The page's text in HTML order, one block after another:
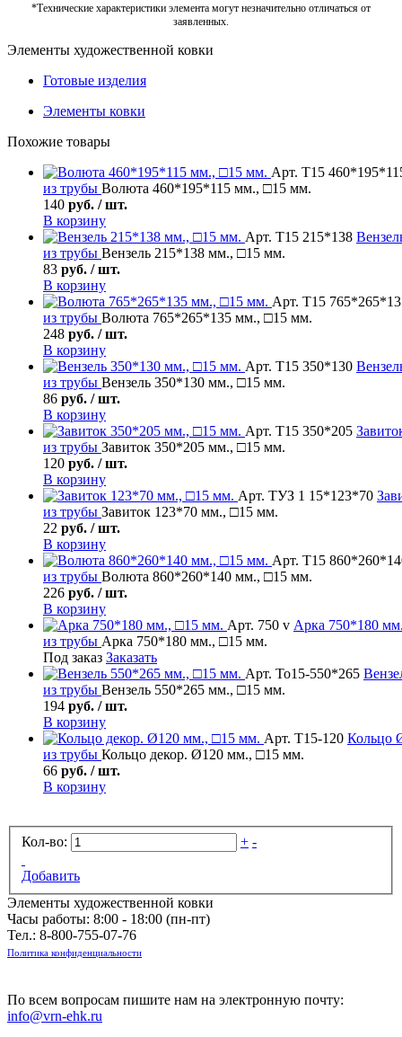
*Технические характеристики элемента могут незначительно отличаться от
заявленных.
Элементы художественной ковки
Готовые изделия
Элементы ковки
Похожие товары
Арт. Т15
из трубы Волюта 460*195*115 мм., □15 мм.
140 руб. / шт.
В корзину
Арт. Т15 215*138
из трубы Вензель 215*138 мм., □15 мм.
83 руб. / шт.
В корзину
Арт. Т15
из трубы Волюта 765*265*135 мм., □15 мм.
248 руб. / шт.
В корзину
Арт. Т15 350*130
из трубы Вензель 350*130 мм., □15 мм.
86 руб. / шт.
В корзину
Арт. Т15 350*205
из трубы Завиток 350*205 мм., □15 мм.
120 руб. / шт.
В корзину
Арт. ТУЗ 1 15*123*70
из трубы Завиток 123*70 мм., □15 мм.
22 руб. / шт.
В корзину
Арт. Т15
из трубы Волюта 860*260*140 мм., □15 мм.
226 руб. / шт.
В корзину
Арт. 750 v Арка 750*180
из трубы Арка 750*180 мм., □15 мм.
Под заказ Заказать
Арт. То15-550*265
из трубы Вензель 550*265 мм., □15 мм.
194 руб. / шт.
В корзину
Арт. Т15-120 Кольцо
из трубы Кольцо декор. Ø120 мм., □15 мм.
66 руб. / шт.
В корзину
Кол-во: + -
Добавить
Элементы художественной ковки
Часы работы: 8:00 - 18:00 (пн-пт)
Тел.: 8-800-755-07-76
Политика конфиденциальности
По всем вопросам пишите нам на электронную почту:
info@vrn-ehk.ru